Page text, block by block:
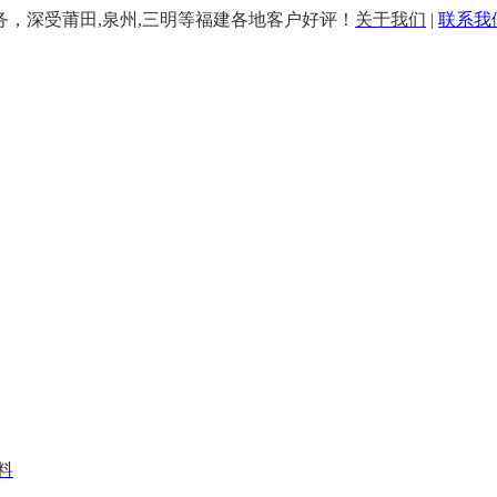
，深受莆田,泉州,三明等福建各地客户好评！ 关于我们 | 联系我